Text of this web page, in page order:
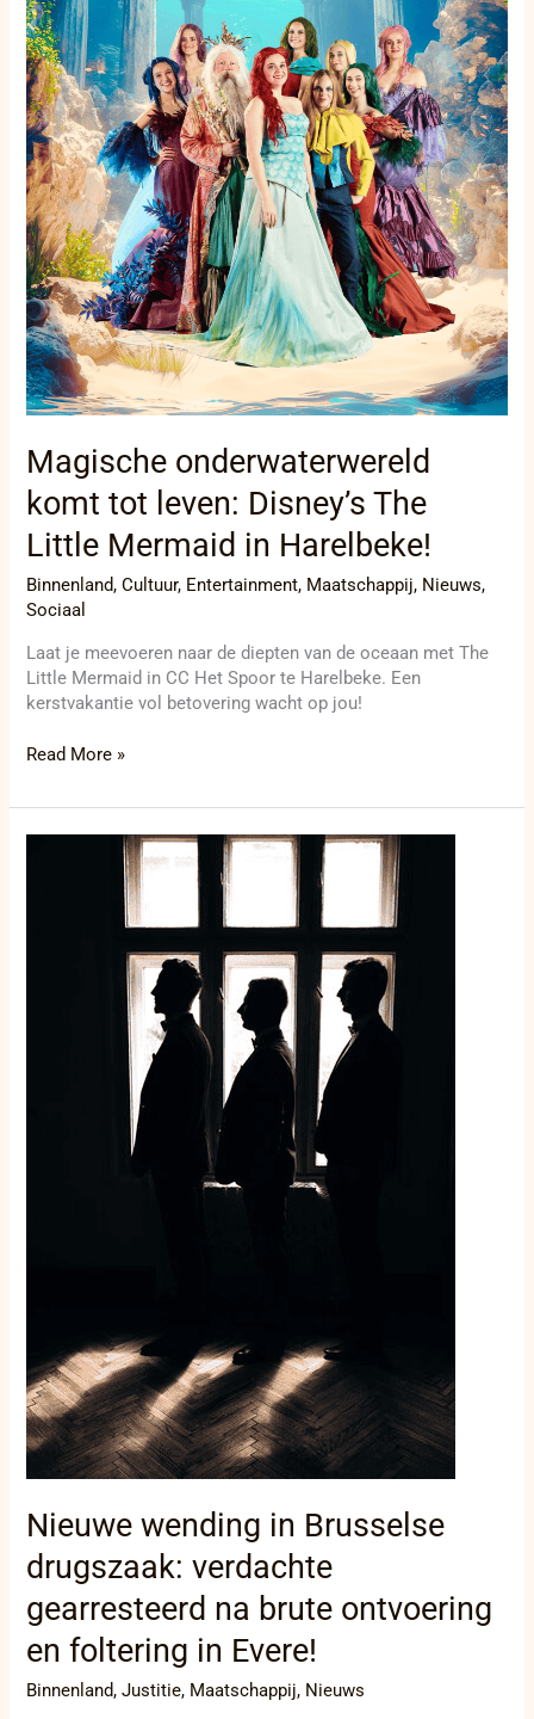
Magische onderwaterwereld
komt tot leven: Disney’s The
Little Mermaid in Harelbeke!
Binnenland,Cultuur, Entertainment, Maatschappij, Nieuws,
Sociaal
Laat je meevoeren naar de diepten van de oceaan met The
Little Mermaid in CC Het Spoor te Harelbeke. Een
kerstvakantie vol betovering wacht op jou!
Mermaid
in
Harelbeke!
Read More »
Nieuwe wending in Brusselse
drugszaak: verdachte
gearresteerd na brute ontvoering
en foltering in Evere!
Binnenland,Justitie, Maatschappij, Nieuws